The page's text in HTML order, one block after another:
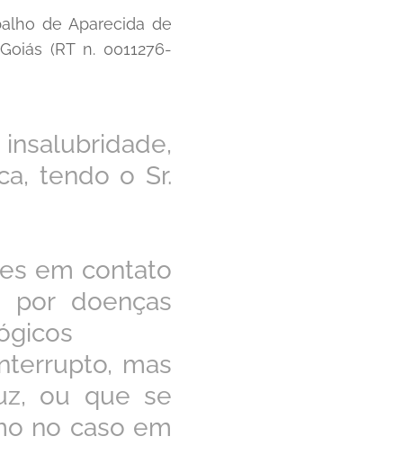
de Aparecida de
(RT n. 0011276-
tendo o Sr.
em contato
por doenças
mas
ou que se
no caso em